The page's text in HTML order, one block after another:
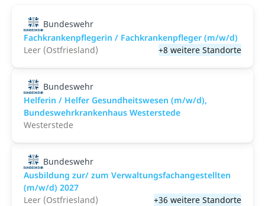
Bundeswehr
Fachkrankenpflegerin / Fachkrankenpfleger (m/w/d)
Leer (Ostfriesland)
+8 weitere Standorte
Bundeswehr
Helferin / Helfer Gesundheitswesen (m/w/d),
Bundeswehrkrankenhaus Westerstede
Westerstede
Bundeswehr
Ausbildung zur/ zum Verwaltungsfachangestellten
(m/w/d) 2027
Leer (Ostfriesland)
+36 weitere Standorte